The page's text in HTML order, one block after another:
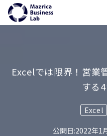
Excelでは限界！営業
する
Excel
2022年1